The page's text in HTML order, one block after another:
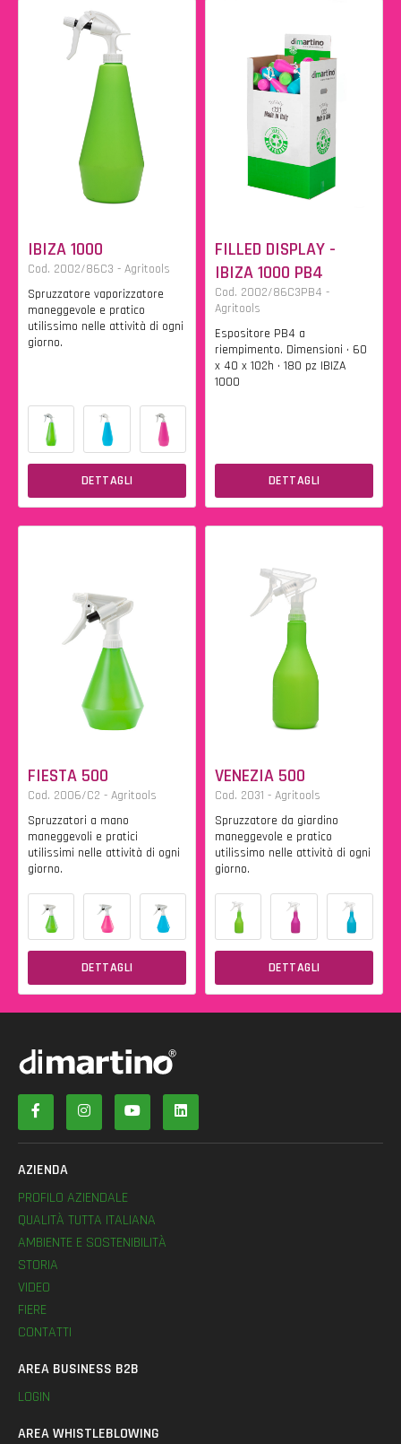
IBIZA 1000
Cod. 2002/86C3 - Agritools
Spruzzatore vaporizzatore
maneggevole e pratico
utilissimo nelle attività di ogni
giorno.
DETTAGLI
FILLED DISPLAY -
IBIZA 1000 PB4
Cod. 2002/86C3PB4 -
Agritools
Espositore PB4 a
riempimento. Dimensioni • 60
x 40 x 102h • 180 pz IBIZA
1000
DETTAGLI
FIESTA 500
Cod. 2006/C2 - Agritools
Spruzzatori a mano
maneggevoli e pratici
utilissimi nelle attività di ogni
giorno.
DETTAGLI
VENEZIA 500
Cod. 2031 - Agritools
Spruzzatore da giardino
maneggevole e pratico
utilissimo nelle attività di ogni
giorno.
DETTAGLI
AZIENDA
PROFILO AZIENDALE
QUALITÀ TUTTA ITALIANA
AMBIENTE E SOSTENIBILITÀ
STORIA
VIDEO
FIERE
CONTATTI
AREA BUSINESS B2B
LOGIN
AREA WHISTLEBLOWING